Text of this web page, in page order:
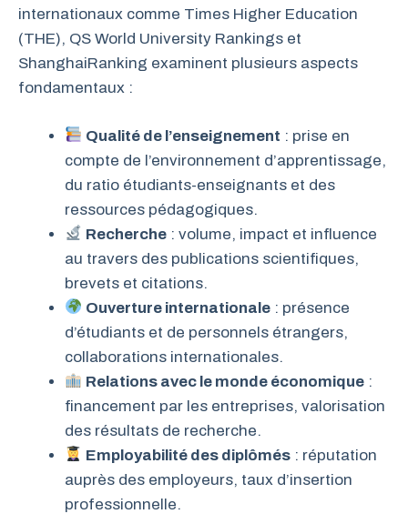
internationaux comme Times Higher Education
(THE), QS World University Rankings et
ShanghaiRanking examinent plusieurs aspects
fondamentaux :
Qualité de l’enseignement : prise en
compte de l’environnement d’apprentissage,
du ratio étudiants-enseignants et des
ressources pédagogiques.
Recherche : volume, impact et influence
au travers des publications scientifiques,
brevets et citations.
Ouverture internationale : présence
d’étudiants et de personnels étrangers,
collaborations internationales.
Relations avec le monde économique :
financement par les entreprises, valorisation
des résultats de recherche.
Employabilité des diplômés : réputation
auprès des employeurs, taux d’insertion
professionnelle.